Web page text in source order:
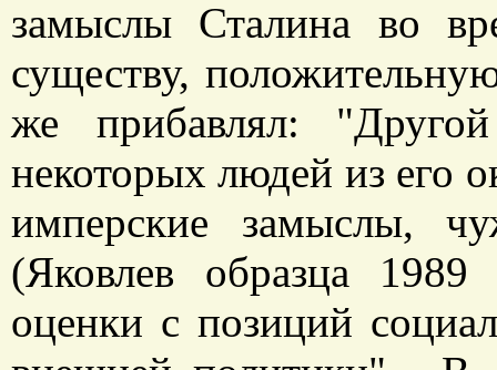
замыслы Сталина во
существу,
же прибавлял:
некоторых людей из его
имперские замыслы,
(Яковлев образца 1989
оценки с позиций